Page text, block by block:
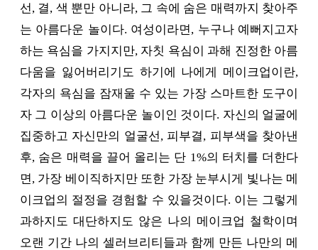
선, 결, 색 뿐만 아니라, 그 속에 숨은 매력까지 찾아주
는 아름다운 놀이다. 여성이라면, 누구나 예뻐지고자
하는 욕심을 가지지만, 자칫 욕심이 과해 진정한 아름
다움을 잃어버리기도 하기에 나에게 메이크업이란,
각자의 욕심을 잠재울 수 있는 가장 스마트한 도구이
자 그 이상의 아름다운 놀이인 것이다. 자신의 얼굴에
집중하고 자신만의 얼굴선, 피부결, 피부색을 찾아낸
후, 숨은 매력을 끌어 올리는 단 1%의 터치를 더한다
면, 가장 베이직하지만 또한 가장 눈부시게 빛나는 메
이크업의 절정을 경험할 수 있을것이다. 이는 그렇게
과하지도 대단하지도 않은 나의 메이크업 철학이며
오랜 기간 나의 셀러브리티들과 함께 만든 나만의 메